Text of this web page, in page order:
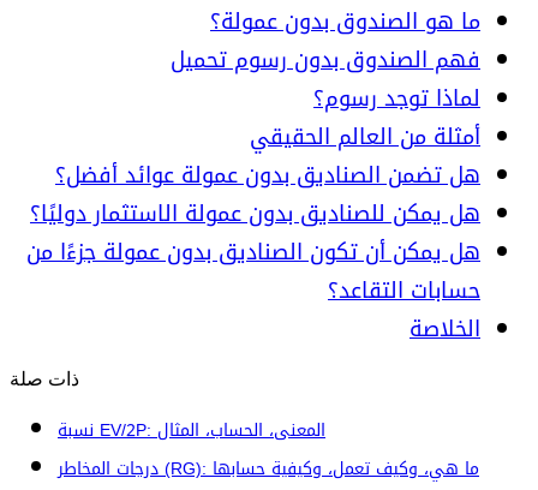
ما هو الصندوق بدون عمولة؟
فهم الصندوق بدون رسوم تحميل
لماذا توجد رسوم؟
أمثلة من العالم الحقيقي
هل تضمن الصناديق بدون عمولة عوائد أفضل؟
هل يمكن للصناديق بدون عمولة الاستثمار دوليًا؟
هل يمكن أن تكون الصناديق بدون عمولة جزءًا من
حسابات التقاعد؟
الخلاصة
ذات صلة
نسبة EV/2P: المعنى، الحساب، المثال
درجات المخاطر (RG): ما هي، وكيف تعمل، وكيفية حسابها